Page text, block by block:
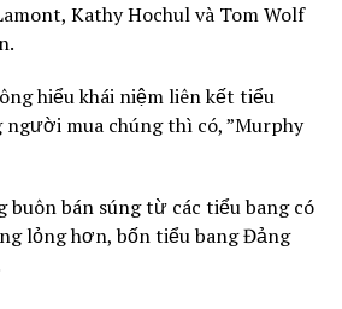
Kathy Hochul và Tom Wolf
hiểu khái niệm liên kết tiểu
mua chúng thì có, ”Murphy
bán súng từ các tiểu bang có
lỏng hơn, bốn tiểu bang Đảng